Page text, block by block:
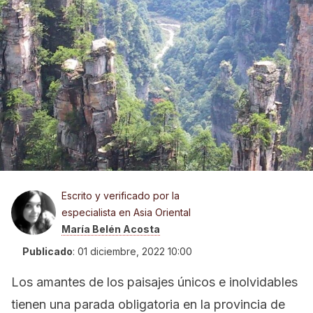
Escrito y verificado por la
especialista en Asia Oriental
María Belén Acosta
Publicado: 01 diciembre, 2022 10:00
Los amantes de los paisajes únicos e inolvidables
tienen una parada obligatoria en la provincia de